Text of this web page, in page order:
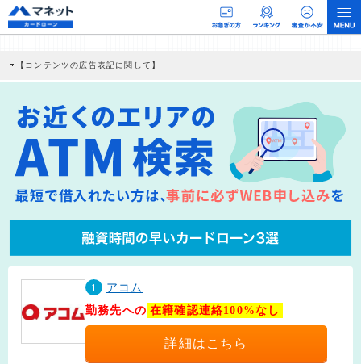
【コンテンツの広告表記に関して】
社に対して企業から紹介報酬が支払われるという収益モデルです。 ただし、特定の
商品を根拠なくPRするものではなく、当編集部の調査／ユーザーへの口コミ収集な
どに基づき、公平性を担保した情報提供を行っています。
>提携企業一覧
1
アコム
勤務先への 在籍確認連絡100%なし
詳細はこちら